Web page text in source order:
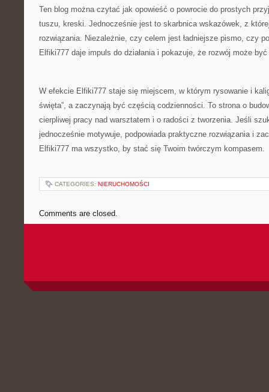
Ten blog można czytać jak opowieść o powrocie do prostych
tuszu, kreski. Jednocześnie jest to skarbnica wskazówek, z
rozwiązania. Niezależnie, czy celem jest ładniejsze pismo, czy
Elfiki777 daje impuls do działania i pokazuje, że rozwój może
W efekcie Elfiki777 staje się miejscem, w którym rysowanie i
święta”, a zaczynają być częścią codzienności. To strona o
cierpliwej pracy nad warsztatem i o radości z tworzenia. Jeśli
jednocześnie motywuje, podpowiada praktyczne rozwiązania i
Elfiki777 ma wszystko, by stać się Twoim twórczym kompasem.
CATEGORIES: NIERUCHOMOŚCI
Comments are closed.